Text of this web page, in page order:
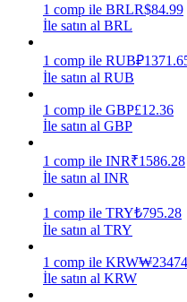
Power Piggy
1 comp ile BRLR$84.99
İle satın al BRL
1 comp ile RUB₽
İle satın al RUB
1 comp ile GBP£12.36
İle satın al GBP
1 comp ile INR₹1586.28
İle satın al INR
1 comp ile TRY₺795.28
İle satın al TRY
1 comp ile KRW₩
İle satın al KRW